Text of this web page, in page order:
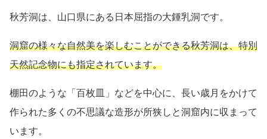
秋芳洞は、山口県にある日本屈指の大鍾乳洞です。
洞窟の様々な自然美を楽しむことができる秋芳洞は、特別
天然記念物にも指定されています。
棚田のような「百枚皿」などを中心に、長い歳月をかけて
作られた多くの不思議な造形が所狭しと洞窟内に収まって
います。